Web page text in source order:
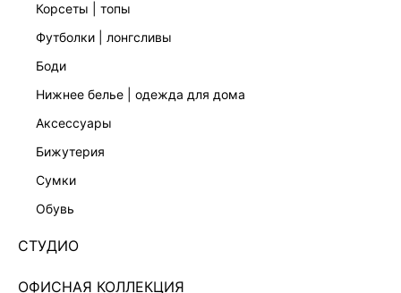
корсеты | топы
футболки | лонгсливы
боди
нижнее белье | одежда для дома
аксессуары
бижутерия
сумки
обувь
СТУДИО
ОФИСНАЯ КОЛЛЕКЦИЯ
Нет в наличии
ЦВЕТ:МУЛЬТИКОЛОР